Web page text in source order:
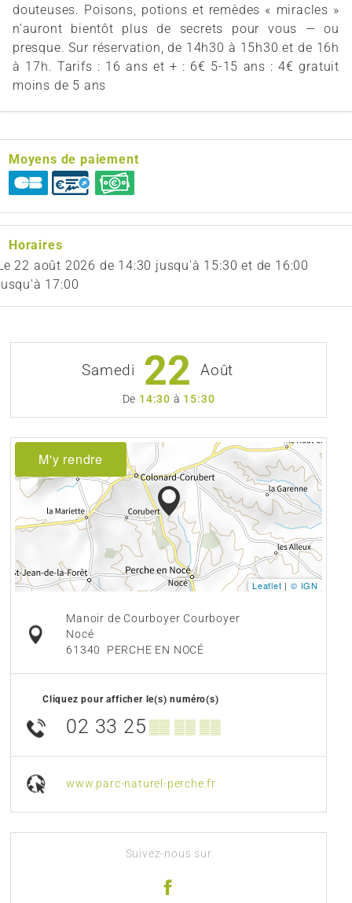
douteuses. Poisons, potions et remèdes « miracles »
n’auront bientôt plus de secrets pour vous — ou
presque. Sur réservation, de 14h30 à 15h30 et de 16h
à 17h. Tarifs : 16 ans et + : 6€ 5-15 ans : 4€ gratuit
moins de 5 ans
Moyens de paiement
Horaires
22 août 2026 de 14:30 jusqu'à 15:30 et de 16:00
17:00
Samedi 22 Août
De 14:30 à 15:30
M'y rendre
Leaflet | © IGN
Manoir de Courboyer Courboyer
Nocé
61340
PERCHE EN NOCÉ
Cliquez pour afficher le(s) numéro(s)
02 33 25 ▒▒ ▒▒ ▒▒
www.parc-naturel-perche.fr
Suivez-nous sur